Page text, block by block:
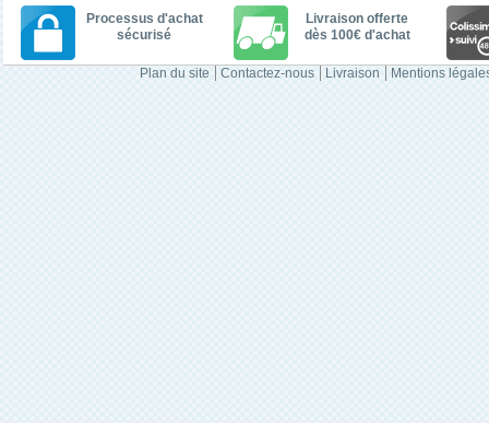
Processus d'achat
sécurisé
Livraison offerte
dès 100€ d'achat
Plan du site Contactez-nous Livraison Mentions